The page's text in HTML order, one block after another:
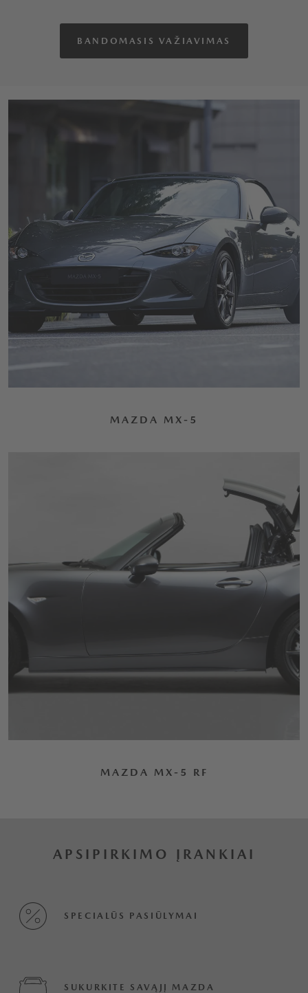
BANDOMASIS VAŽIAVIMAS
MAZDA MX-5
MAZDA MX-5 RF
APSIPIRKIMO ĮRANKIAI
SPECIALŪS PASIŪLYMAI
SUKURKITE SAVĄJĮ MAZDA